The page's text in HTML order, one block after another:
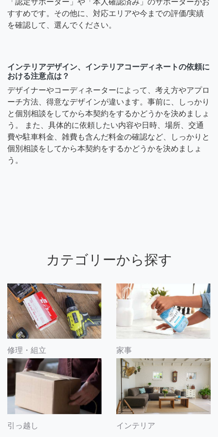
すすめです。その他に、対応エリアや今までの評価/実績
を確認して、選んでください。
インテリアデザイン、インテリアコーディネートの依頼に
おける注意点は？
デザイナーやコーディネーターによって、考え方やアプロ
ーチ方法、得意なデザインが違います。事前に、しっかり
と個別相談をしてから本契約をするかどうかを決めましょ
う。 また、具体的に依頼したい内容や日時、場所、交通
費や駐車料金、雑費も含んだ料金の確認など、しっかりと
個別相談をしてから本契約をするかどうかを決めましょ
う。
カテゴリーから探す
修理・組立 家事
引っ越し インテリア